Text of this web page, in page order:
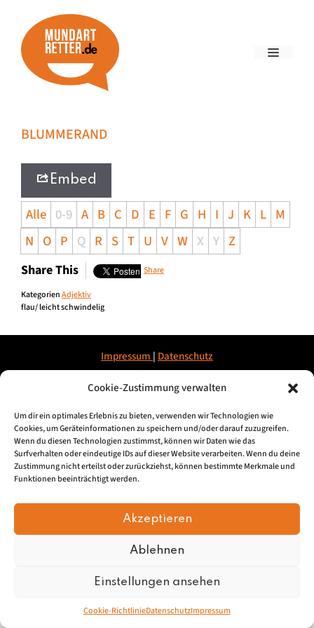
Cookie-Zustimmung verwalten
Um dir ein optimales Erlebnis zu bieten, verwenden wir Technologien wie
Cookies, um Geräteinformationen zu speichern und/oder darauf zuzugreifen.
Wenn du diesen Technologien zustimmst, können wir Daten wie das
Surfverhalten oder eindeutige IDs auf dieser Website verarbeiten. Wenn du deine
Zustimmung nicht erteilst oder zurückziehst, können bestimmte Merkmale und
Funktionen beeinträchtigt werden.
Akzeptieren
Ablehnen
Einstellungen ansehen
Cookie-RichtlinieDatenschutzImpressum
BLUMMERAND
Embed
Alle 0-9 A B C D E F G H I J K L M
N O P Q R S T U V W X Y Z
Share This Share
KategorienAdjektiv
flau/ leicht schwindelig
Impressum | Datenschutz
© 2026, Mundartretter.de